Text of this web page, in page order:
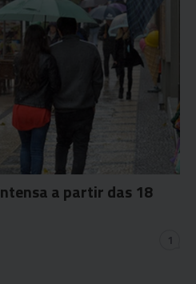
a partir das 18
1